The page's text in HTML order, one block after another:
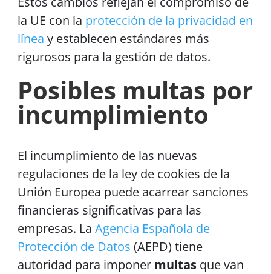
la UE con la protección de la privacidad en
línea y establecen estándares más
rigurosos para la gestión de datos.
Posibles multas por
incumplimiento
El incumplimiento de las nuevas
regulaciones de la ley de cookies de la
Unión Europea puede acarrear sanciones
financieras significativas para las
empresas. LaAgencia Española de
Protección de Datos (AEPD) tiene
autoridad para imponer multas que van